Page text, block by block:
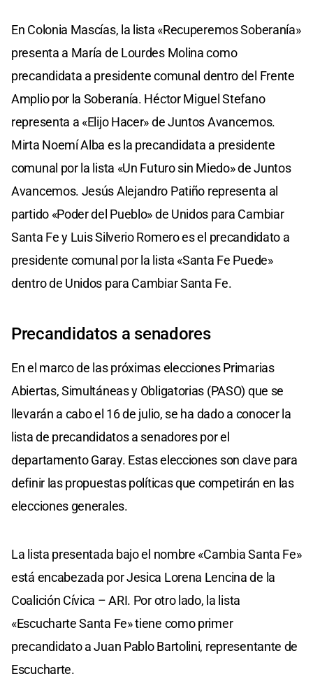
En Colonia Mascías, la lista «Recuperemos Soberanía»
presenta a María de Lourdes Molina como
precandidata a presidente comunal dentro del Frente
Amplio por la Soberanía. Héctor Miguel Stefano
representa a «Elijo Hacer» de Juntos Avancemos.
Mirta Noemí Alba es la precandidata a presidente
comunal por la lista «Un Futuro sin Miedo» de Juntos
Avancemos. Jesús Alejandro Patiño representa al
partido «Poder del Pueblo» de Unidos para Cambiar
Santa Fe y Luis Silverio Romero es el precandidato a
presidente comunal por la lista «Santa Fe Puede»
dentro de Unidos para Cambiar Santa Fe.
Precandidatos a senadores
En el marco de las próximas elecciones Primarias
Abiertas, Simultáneas y Obligatorias (PASO) que se
llevarán a cabo el 16 de julio, se ha dado a conocer la
lista de precandidatos a senadores por el
departamento Garay. Estas elecciones son clave para
definir las propuestas políticas que competirán en las
elecciones generales.
La lista presentada bajo el nombre «Cambia Santa Fe»
está encabezada por Jesica Lorena Lencina de la
Coalición Cívica – ARI. Por otro lado, la lista
«Escucharte Santa Fe» tiene como primer
precandidato a Juan Pablo Bartolini, representante de
Escucharte.